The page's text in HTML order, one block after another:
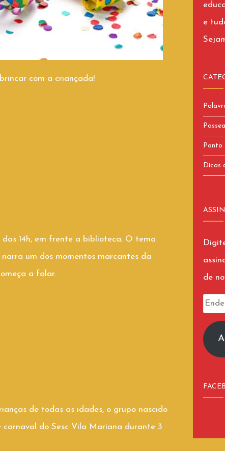
com a criançada!
14h, em frente a biblioteca. O tema
um dos momentos marcantes da
a falar.
de todas as idades, o grupo nascido
do Sesc Vila Mariana durante 3
e
Ponto
Dicas
de